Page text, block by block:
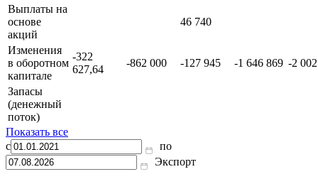
Выплаты на
основе
акций
46 740
Изменения
в оборотном
капитале
-322
627,64
-862 000 -127 945 -1 646 869 -2
Запасы
(денежный
поток)
Показать все
с
по
Экспорт